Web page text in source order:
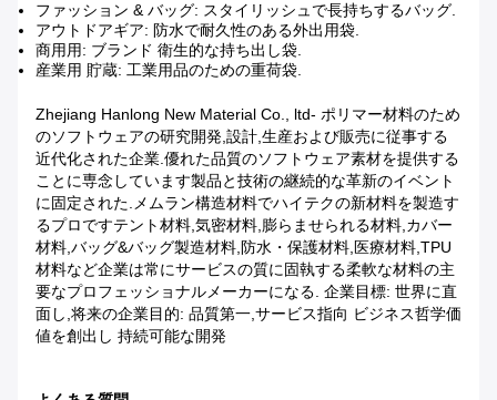
ファッション & バッグ: スタイリッシュで長持ちするバッグ.
アウトドアギア: 防水で耐久性のある外出用袋.
商用用: ブランド 衛生的な持ち出し袋.
産業用 貯蔵: 工業用品のための重荷袋.
Zhejiang Hanlong New Material Co., ltd- ポリマー材料のため
のソフトウェアの研究開発,設計,生産および販売に従事する
近代化された企業.優れた品質のソフトウェア素材を提供する
ことに専念しています製品と技術の継続的な革新のイベント
に固定された.メムラン構造材料でハイテクの新材料を製造す
るプロですテント材料,気密材料,膨らませられる材料,カバー
材料,バッグ&バッグ製造材料,防水・保護材料,医療材料,TPU
材料など企業は常にサービスの質に固執する柔軟な材料の主
要なプロフェッショナルメーカーになる. 企業目標: 世界に直
面し,将来の企業目的: 品質第一,サービス指向 ビジネス哲学価
値を創出し 持続可能な開発